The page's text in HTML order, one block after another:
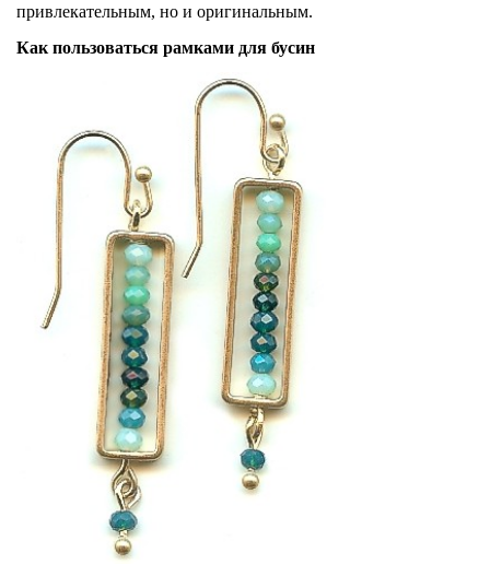
привлекательным, но и оригинальным.
Как пользоваться рамками для бусин